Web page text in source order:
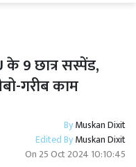
9 छात्र सस्पेंड,
गरीब काम
ByMuskan Dixit
Edited ByMuskan Dixit
On 25 Oct 2024 10:10:45